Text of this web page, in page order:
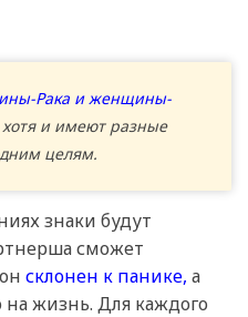
Рака и женщины-
и имеют разные
целям.
знаки будут
сможет
склонен к панике, а
жизнь. Для каждого